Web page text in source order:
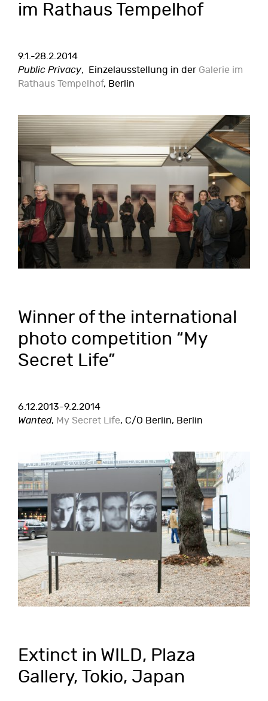
im Rathaus Tempelhof
9.1.-28.2.2014
Public Privacy, Einzelausstellung in der Galerie im
Rathaus Tempelhof, Berlin
Winner of the international
photo competition “My
Secret Life”
6.12.2013-9.2.2014
Wanted, My Secret Life, C/O Berlin, Berlin
Extinct in WILD, Plaza
Gallery, Tokio, Japan